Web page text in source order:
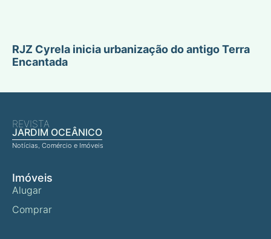
RJZ Cyrela inicia urbanização do antigo Terra
Encantada
REVISTA
JARDIM OCEÂNICO
Notícias, Comércio e Imóveis
Imóveis
Alugar
Comprar